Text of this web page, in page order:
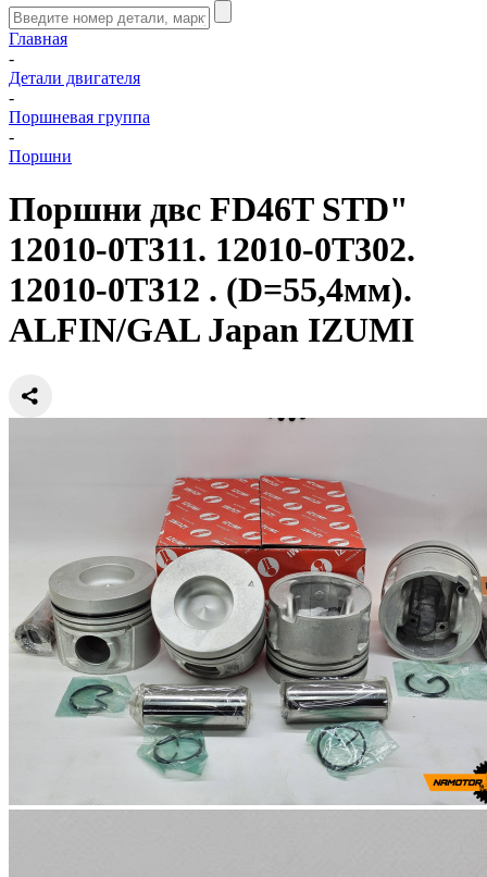
Главная
-
Детали двигателя
-
Поршневая группа
-
Поршни
Поршни двс FD46T STD"
12010-0T311. 12010-0T302.
12010-0T312 . (D=55,4мм).
ALFIN/GAL Japan IZUMI